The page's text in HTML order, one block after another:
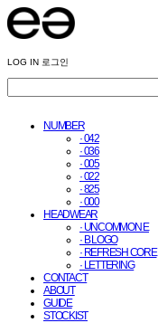
LOG IN 로그인
NUMBER
· 042
· 036
· 005
· 022
· 825
· 000
HEADWEAR
· UNCOMMON E
· B LOGO
· REFRESH CORE
· LETTERING
CONTACT
ABOUT
GUIDE
STOCKIST